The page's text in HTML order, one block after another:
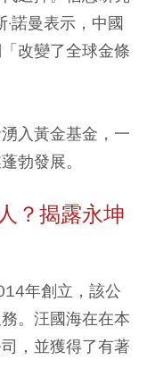
諾曼表示，中國
改變了全球金條
入黃金基金，一
勃發展。
？揭露永坤
年創立，該公
。汪國海在在本
，並獲得了有著